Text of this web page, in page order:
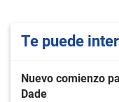
Te puede
Nuevo comienzo
Dade